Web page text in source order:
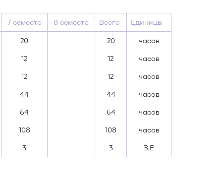
7 семестр 8 семестр Всего Единицы
20 20 часов
12 12 часов
12 12 часов
44 44 часов
64 64 часов
108 108 часов
3 3 З.Е